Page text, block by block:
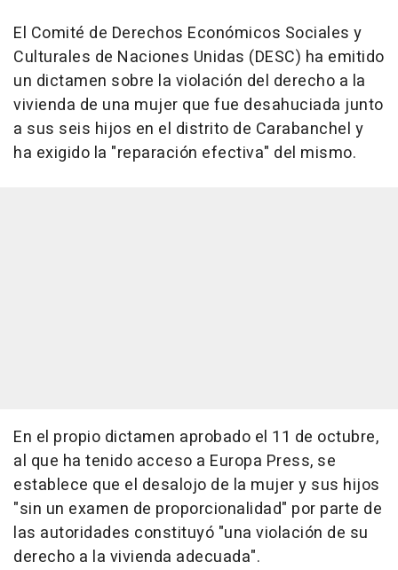
El Comité de Derechos Económicos Sociales y
Culturales de Naciones Unidas (DESC) ha emitido
un dictamen sobre la violación del derecho a la
vivienda de una mujer que fue desahuciada junto
a sus seis hijos en el distrito de Carabanchel y
ha exigido la "reparación efectiva" del mismo.
En el propio dictamen aprobado el 11 de octubre,
al que ha tenido acceso a Europa Press, se
establece que el desalojo de la mujer y sus hijos
"sin un examen de proporcionalidad" por parte de
las autoridades constituyó "una violación de su
derecho a la vivienda adecuada".